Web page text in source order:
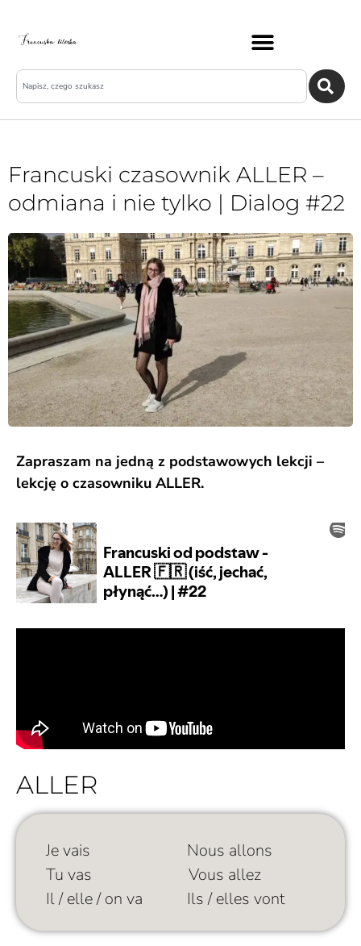
Francuski czasownik ALLER –
odmiana i nie tylko | Dialog #22
Zapraszam na jedną z podstawowych lekcji –
lekcję o czasowniku ALLER.
ALLER
Je vais Nous allons
Tu vas Vous allez
Il / elle / on va Ils / elles vont